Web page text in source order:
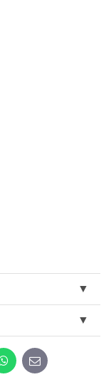
WhatsApp
E-
mail